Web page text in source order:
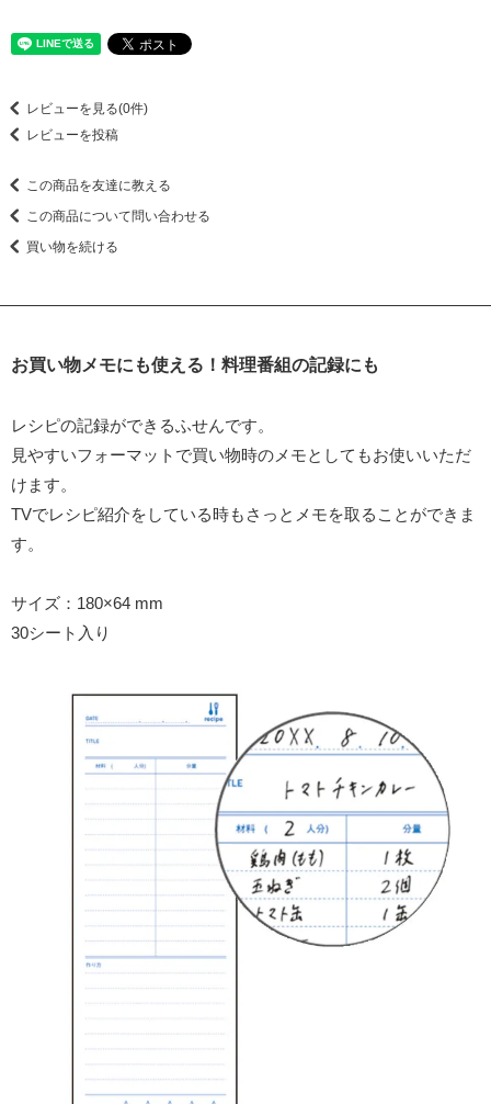
レビューを見る(0件)
レビューを投稿
この商品を友達に教える
この商品について問い合わせる
買い物を続ける
お買い物メモにも使える！料理番組の記録にも
レシピの記録ができるふせんです。
見やすいフォーマットで買い物時のメモとしてもお使いいただ
けます。
TVでレシピ紹介をしている時もさっとメモを取ることができま
す。
サイズ：180×64 mm
30シート入り